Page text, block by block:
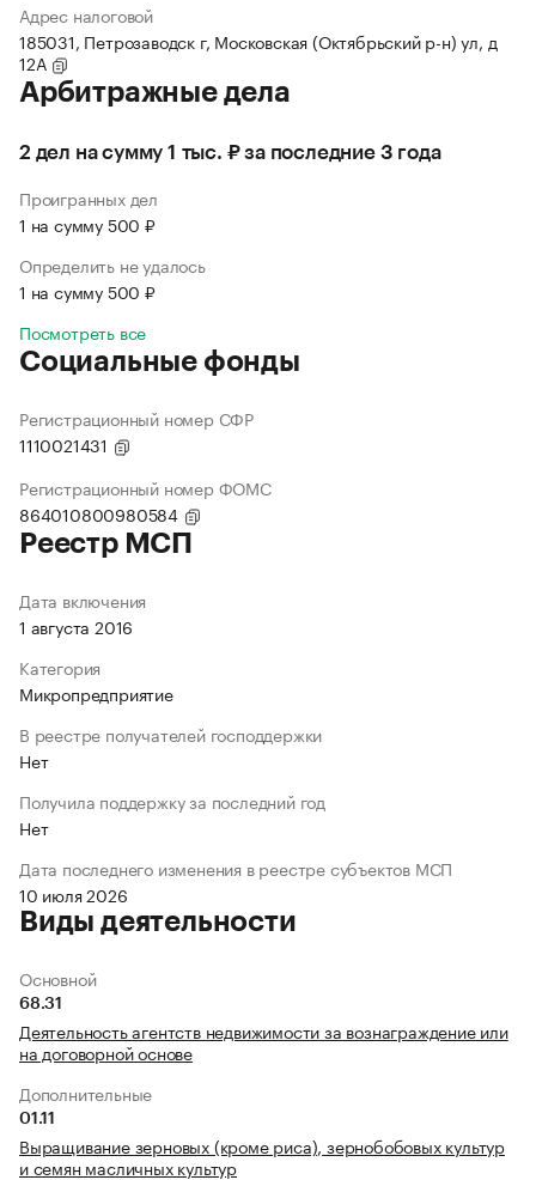
Адрес налоговой
185031, Петрозаводск г, Московская (Октябрьский р-н) ул, д
12А
Арбитражные дела
2 дел на сумму 1 тыс. ₽ за последние 3 года
Проигранных дел
1 на сумму 500 ₽
Определить не удалось
1 на сумму 500 ₽
Посмотреть все
Социальные фонды
Регистрационный номер СФР
1110021431
Регистрационный номер ФОМС
864010800980584
Реестр МСП
Дата включения
1 августа 2016
Категория
Микропредприятие
В реестре получателей господдержки
Нет
Получила поддержку за последний год
Нет
Дата последнего изменения в реестре субъектов МСП
10 июля 2026
Виды деятельности
Основной
68.31
Деятельность агентств недвижимости за вознаграждение или
на договорной основе
Дополнительные
01.11
Выращивание зерновых (кроме риса), зернобобовых культур
и семян масличных культур